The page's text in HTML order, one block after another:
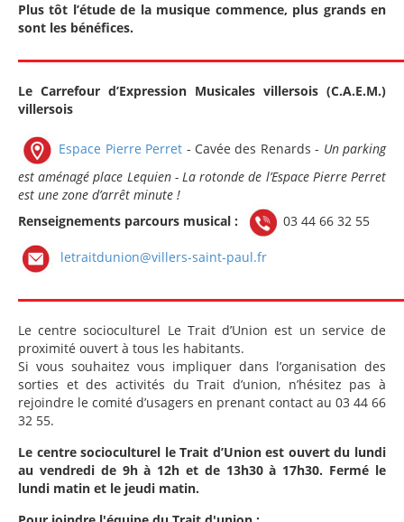
Plus tôt l’étude de la musique commence, plus grands en
sont les bénéfices.
Le Carrefour d’Expression Musicales villersois (C.A.E.M.)
villersois
Espace Pierre Perret - Cavée des Renards - Un parking
est aménagé place Lequien - La rotonde de l’Espace Pierre Perret
est une zone d’arrêt minute !
Renseignements parcours musical :
03 44 66 32 55
letraitdunion@villers-saint-paul.fr
Le centre socioculturel Le Trait d’Union est un service de
proximité ouvert à tous les habitants.
Si vous souhaitez vous impliquer dans l’organisation des
sorties et des activités du Trait d’union, n’hésitez pas à
rejoindre le comité d’usagers en prenant contact au 03 44 66
32 55.
Le centre socioculturel le Trait d’Union est ouvert du lundi
au vendredi de 9h à 12h et de 13h30 à 17h30. Fermé le
lundi matin et le jeudi matin.